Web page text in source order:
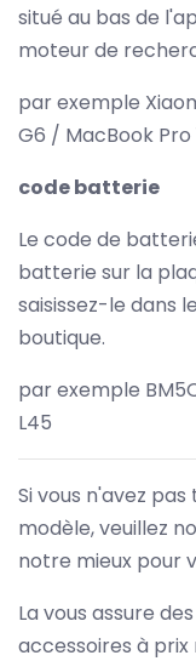
situé au bas de
moteur de
par exemple
G6 / MacBook Pro
code batterie
Le code de
batterie sur la
saisissez-le dans
boutique.
par exemple
L45
Si vous n'avez
modèle, veuillez
notre mieux pour
La vous assure
accessoires à